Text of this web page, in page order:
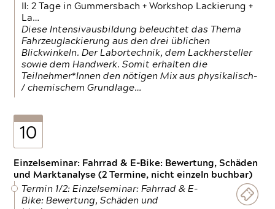
II: 2 Tage in Gummersbach + Workshop Lackierung +
La…
Diese Intensivausbildung beleuchtet das Thema
Fahrzeuglackierung aus den drei üblichen
Blickwinkeln. Der Labortechnik, dem Lackhersteller
sowie dem Handwerk. Somit erhalten die
Teilnehmer*Innen den nötigen Mix aus physikalisch-
/ chemischem Grundlage…
10
Einzelseminar: Fahrrad & E-Bike: Bewertung, Schäden
und Marktanalyse (2 Termine, nicht einzeln buchbar)
Termin 1/2: Einzelseminar: Fahrrad & E-
Bike: Bewertung, Schäden und